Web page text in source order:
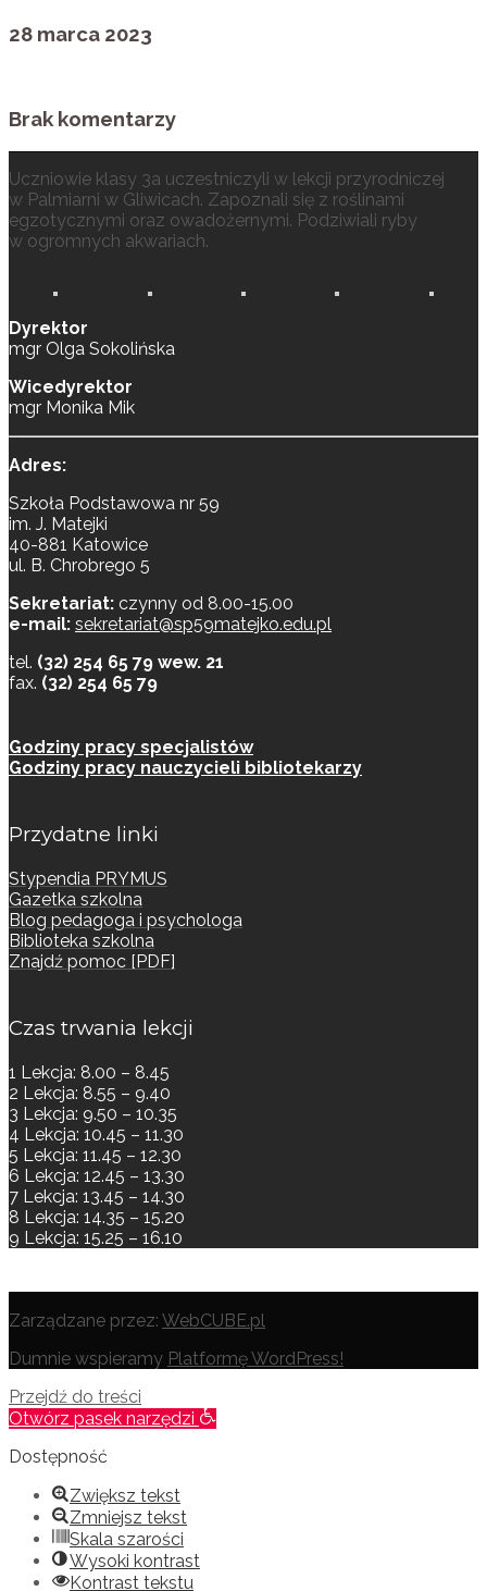
28 marca 2023
Brak komentarzy
Uczniowie klasy 3a uczestniczyli w lekcji przyrodniczej
w Palmiarni w Gliwicach. Zapoznali się z roślinami
egzotycznymi oraz owadożernymi. Podziwiali ryby
w ogromnych akwariach.
Dyrektor
mgr Olga Sokolińska
Wicedyrektor
mgr Monika Mik
Adres:
Szkoła Podstawowa nr 59
im. J. Matejki
40-881 Katowice
ul. B. Chrobrego 5
Sekretariat: czynny od 8.00-15.00
e-mail: sekretariat@sp59matejko.edu.pl
tel. (32) 254 65 79 wew. 21
fax. (32) 254 65 79
Godziny pracy specjalistów
Godziny pracy nauczycieli bibliotekarzy
Przydatne linki
Stypendia PRYMUS
Gazetka szkolna
Blog pedagoga i psychologa
Biblioteka szkolna
Znajdź pomoc [PDF]
Czas trwania lekcji
1 Lekcja: 8.00 – 8.45
2 Lekcja: 8.55 – 9.40
3 Lekcja: 9.50 – 10.35
4 Lekcja: 10.45 – 11.30
5 Lekcja: 11.45 – 12.30
6 Lekcja: 12.45 – 13.30
7 Lekcja: 13.45 – 14.30
8 Lekcja: 14.35 – 15.20
9 Lekcja: 15.25 – 16.10
Zarządzane przez: WebCUBE.pl
Dumnie wspieramy Platformę WordPress!
Przejdź do treści
Otwórz pasek narzędzi
Dostępność
Zwiększ tekst
Zmniejsz tekst
Skala szarości
Wysoki kontrast
Kontrast tekstu